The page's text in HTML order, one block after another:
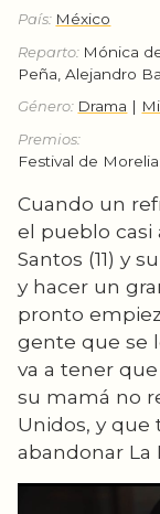
País: México
Reparto: Mónica
Peña, Alejandro
Género: Drama |
Premios:
Festival de
Cuando un
el pueblo casi
Santos (11) y
y hacer un
pronto
gente que se
va a tener
su mamá no
Unidos, y que
abandonar La